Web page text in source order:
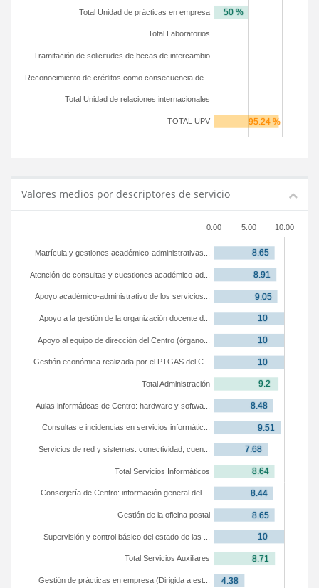
TOTAL UPV
Total Unidad de relaciones internacionales
Reconocimiento de créditos como consecuencia de...
Tramitación de solicitudes de becas de intercambio
Total Laboratorios
Total Unidad de prácticas en empresa
Valores medios por descriptores de servicio
0.00 5.00 10.00
Gestión de prácticas en empresa (Dirigida a est...
Total Servicios Auxiliares
Supervisión y control básico del estado de las ...
Gestión de la oficina postal
Conserjería de Centro: información general del ...
Total Servicios Informáticos
Servicios de red y sistemas: conectividad, cuen...
Consultas e incidencias en servicios informátic...
Aulas informáticas de Centro: hardware y softwa...
Total Administración
Gestión económica realizada por el PTGAS del C...
Apoyo al equipo de dirección del Centro (órgano...
Apoyo a la gestión de la organización docente d...
Apoyo académico-administrativo de los servicios...
Atención de consultas y cuestiones académico-ad...
Matrícula y gestiones académico-administrativas...